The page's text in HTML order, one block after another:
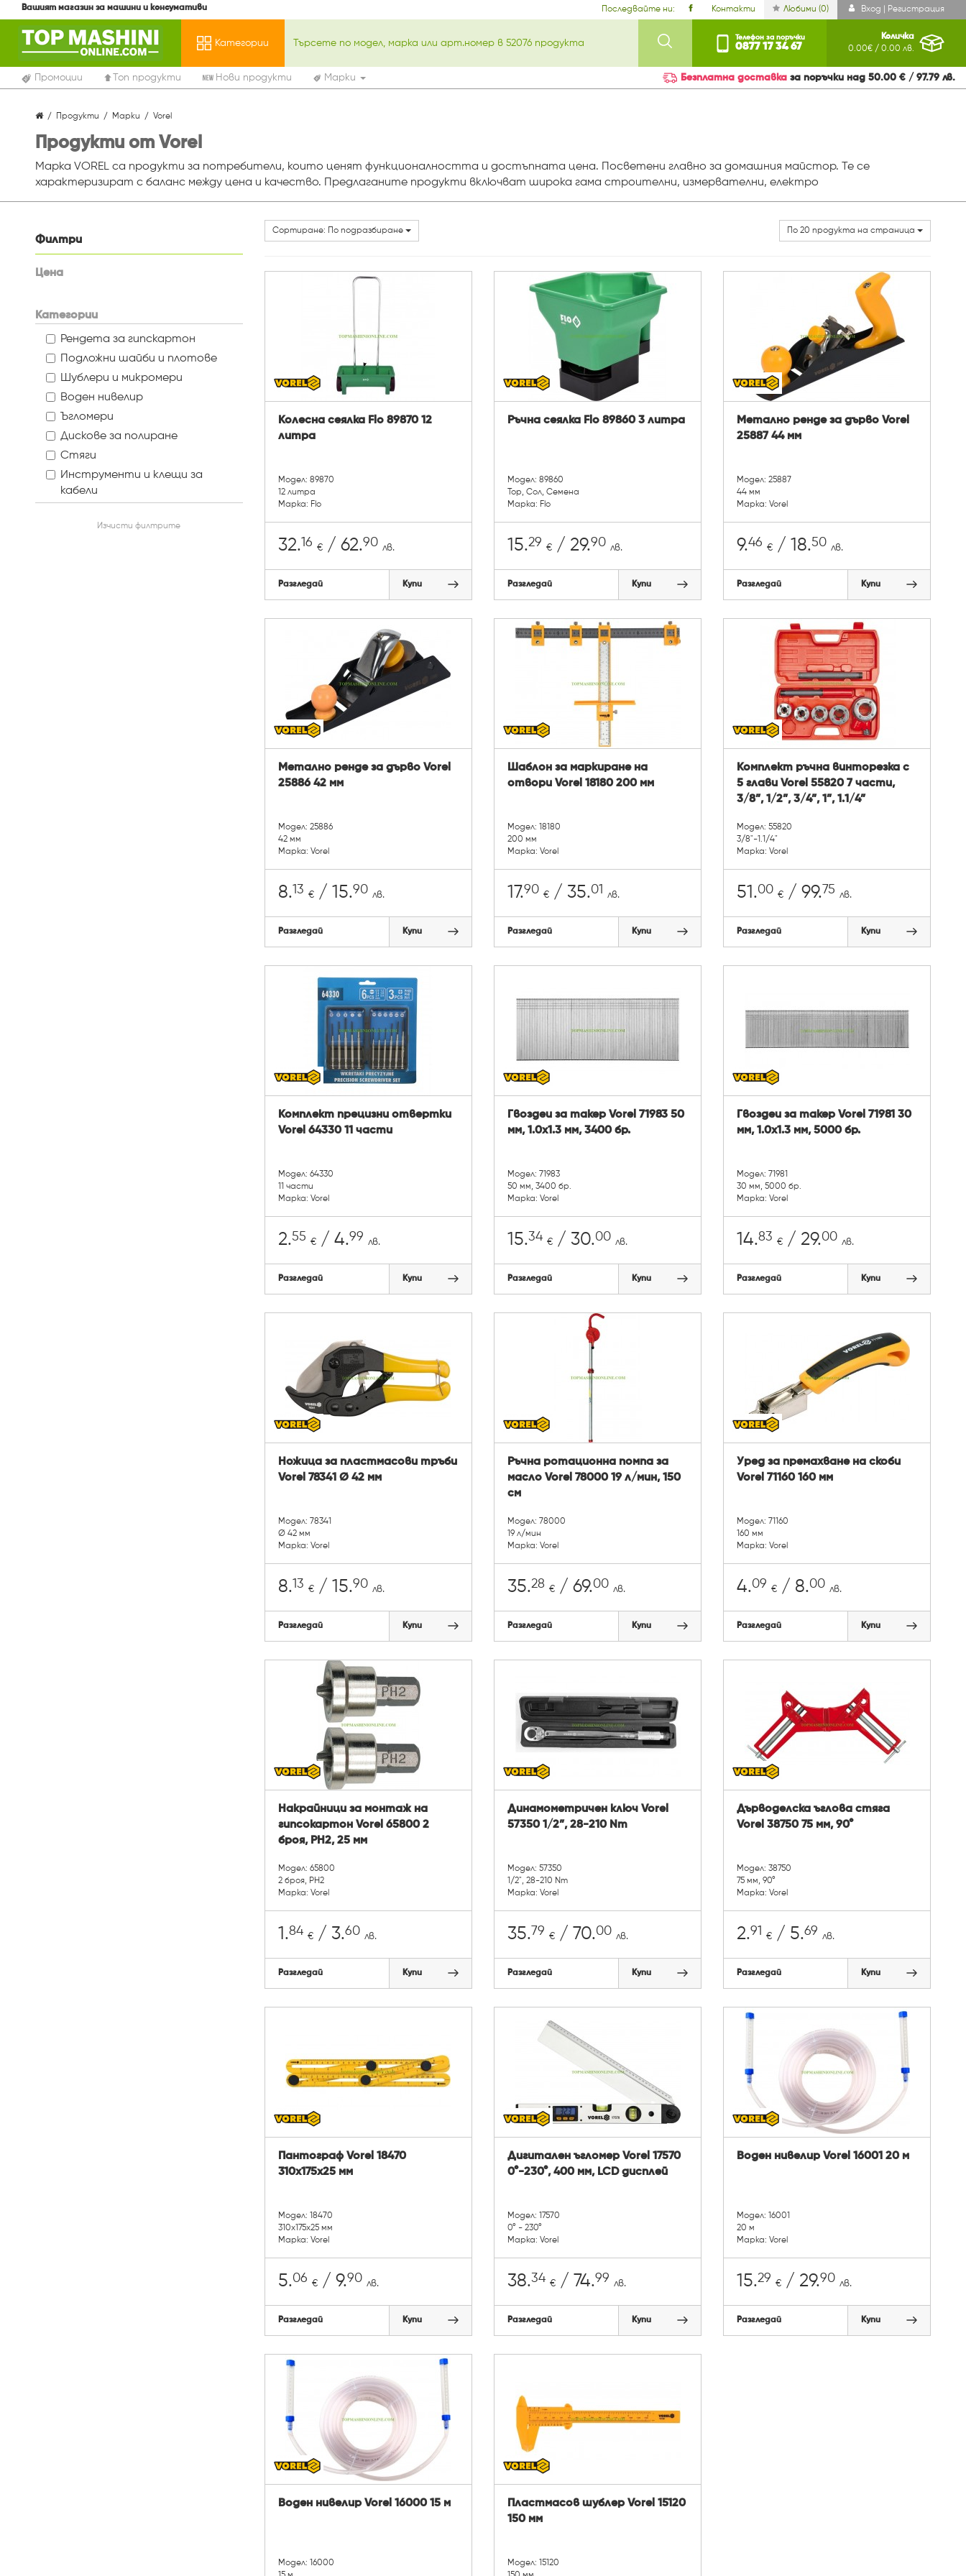
Вашият магазин за машини и консумативи Последвайте ни: Контакти Любими (0) Вход | Регистрация
Категории
Телефон за поръчки
0877 17 34 67
Количка
0.00€ / 0.00 лв.
Промоции Топ продукти Нови продукти Марки Безплатна доставка за поръчки над 50.00 € / 97.79 лв.
Продукти Марки Vorel
Продукти от Vorel
Марка VOREL са продукти за потребители, които ценят функционалността и достъпната цена. Посветени главно за домашния майстор. Те се
характеризират с баланс между цена и качество. Предлаганите продукти включват широка гама строителни, измервателни, електро
Филтри
Цена
Категории
Рендета за гипскартон
Подложни шайби и плотове
Шублери и микромери
Воден нивелир
Ъгломери
Дискове за полиране
Стяги
Инструменти и клещи за
кабели
Накрайници и комплекти
Изчисти филтрите
Сортиране: По подразбиране По 20 продукта на страница
Колесна сеялка‎ Flo 89870 12
литра
Модел: 89870
12 литра
Марка: Flo
32.16 €/ 62.90 лв.
Разгледай Купи
Ръчна сеялка Flo 89860 3 литра
Модел: 89860
Тор, Сол, Семена
Марка: Flo
15.29 €/ 29.90 лв.
Разгледай Купи
Метално ренде за дърво Vorel
25887 44 мм
Модел: 25887
44 мм
Марка: Vorel
9.46 € / 18.50 лв.
Разгледай Купи
Метално ренде за дърво Vorel
25886 42 мм
Модел: 25886
42 мм
Марка: Vorel
8.13 €/ 15.90 лв.
Разгледай Купи
Шаблон за маркиране на
отвори Vorel 18180 200 мм
Модел: 18180
200 мм
Марка: Vorel
17.90 €/ 35.01 лв.
Разгледай Купи
Комплект ръчна винторезка с
5 глави Vorel 55820 7 части,
3/8”, 1/2”, 3/4”, 1”, 1.1/4”
Модел: 55820
3/8"-1.1/4"
Марка: Vorel
51.00 € / 99.75 лв.
Разгледай Купи
Комплект прецизни отвертки
Vorel 64330 11 части
Модел: 64330
11 части
Марка: Vorel
2.55 €/ 4.99 лв.
Разгледай Купи
Гвоздеи за такер Vorel 71983 50
мм, 1.0x1.3 мм, 3400 бр.
Модел: 71983
50 мм, 3400 бр.
Марка: Vorel
15.34 €/ 30.00 лв.
Разгледай Купи
Гвоздеи за такер Vorel 71981 30
мм, 1.0x1.3 мм, 5000 бр.
Модел: 71981
30 мм, 5000 бр.
Марка: Vorel
14.83 € / 29.00 лв.
Разгледай Купи
Ножица за пластмасови тръби
Vorel 78341 Ø 42 мм
Модел: 78341
Ø 42 мм
Марка: Vorel
8.13 €/ 15.90 лв.
Разгледай Купи
Ръчна ротационна помпа за
масло Vorel 78000 19 л/мин, 150
см
Модел: 78000
19 л/мин
Марка: Vorel
35.28 €/ 69.00 лв.
Разгледай Купи
Уред за премахване на скоби
Vorel 71160 160 мм
Модел: 71160
160 мм
Марка: Vorel
4.09 € / 8.00 лв.
Разгледай Купи
Накрайници за монтаж на
гипсокартон Vorel 65800 2
броя, PH2, 25 мм
Модел: 65800
2 броя, PH2
Марка: Vorel
1.84 €/ 3.60 лв.
Разгледай Купи
Динамометричен ключ Vorel
57350 1/2”, 28-210 Nm
Модел: 57350
1/2", 28-210 Nm
Марка: Vorel
35.79 €/ 70.00 лв.
Разгледай Купи
Дърводелска ъглова стяга
Vorel 38750 75 мм, 90°
Модел: 38750
75 мм, 90°
Марка: Vorel
2.91 € / 5.69 лв.
Разгледай Купи
Пантограф Vorel 18470
310х175х25 мм
Модел: 18470
310х175х25 мм
Марка: Vorel
5.06 €/ 9.90 лв.
Разгледай Купи
Дигитален ъгломер Vorel 17570
0°-230°, 400 мм, LCD дисплей
Модел: 17570
0° - 230°
Марка: Vorel
38.34 €/ 74.99 лв.
Разгледай Купи
Воден нивелир Vorel 16001 20 м
Модел: 16001
20 м
Марка: Vorel
15.29 € / 29.90 лв.
Разгледай Купи
Воден нивелир Vorel 16000 15 м
Модел: 16000
Пластмасов шублер Vorel 15120
150 мм
Модел: 15120